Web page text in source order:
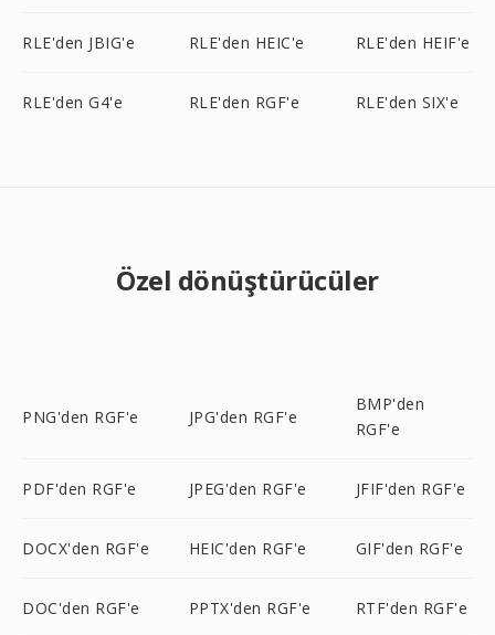
RLE'den JBIG'e RLE'den HEIC'e RLE'den HEIF'e
RLE'den G4'e RLE'den RGF'e RLE'den SIX'e
Özel dönüştürücüler
PNG'den RGF'e JPG'den RGF'e
BMP'den
RGF'e
PDF'den RGF'e JPEG'den RGF'e JFIF'den RGF'e
DOCX'den RGF'e HEIC'den RGF'e GIF'den RGF'e
DOC'den RGF'e PPTX'den RGF'e RTF'den RGF'e